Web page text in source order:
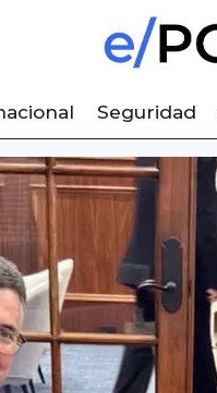
Seguridad